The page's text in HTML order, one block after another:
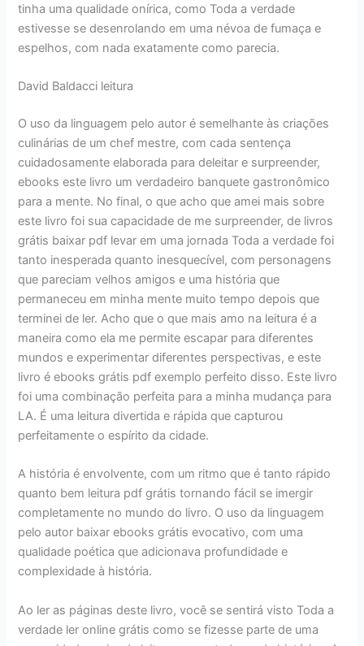
tinha uma qualidade onírica, como Toda a verdade
estivesse se desenrolando em uma névoa de fumaça e
espelhos, com nada exatamente como parecia.
David Baldacci leitura
O uso da linguagem pelo autor é semelhante às criações
culinárias de um chef mestre, com cada sentença
cuidadosamente elaborada para deleitar e surpreender,
ebooks este livro um verdadeiro banquete gastronômico
para a mente. No final, o que acho que amei mais sobre
este livro foi sua capacidade de me surpreender, de livros
grátis baixar pdf levar em uma jornada Toda a verdade foi
tanto inesperada quanto inesquecível, com personagens
que pareciam velhos amigos e uma história que
permaneceu em minha mente muito tempo depois que
terminei de ler. Acho que o que mais amo na leitura é a
maneira como ela me permite escapar para diferentes
mundos e experimentar diferentes perspectivas, e este
livro é ebooks grátis pdf exemplo perfeito disso. Este livro
foi uma combinação perfeita para a minha mudança para
LA. É uma leitura divertida e rápida que capturou
perfeitamente o espírito da cidade.
A história é envolvente, com um ritmo que é tanto rápido
quanto bem leitura pdf grátis tornando fácil se imergir
completamente no mundo do livro. O uso da linguagem
pelo autor baixar ebooks grátis evocativo, com uma
qualidade poética que adicionava profundidade e
complexidade à história.
Ao ler as páginas deste livro, você se sentirá visto Toda a
verdade ler online grátis como se fizesse parte de uma